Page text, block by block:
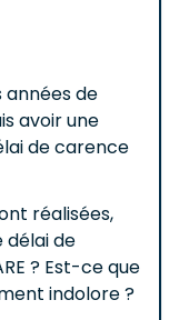
années de
avoir une
de carence
réalisées,
de
? Est-ce que
indolore ?